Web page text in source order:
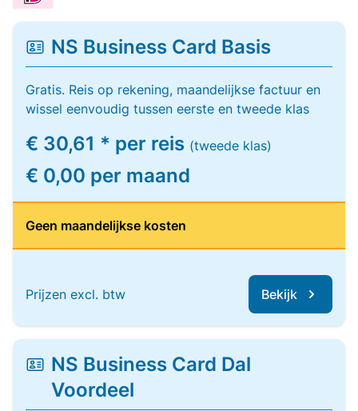
NS Business Card Basis
Gratis. Reis op rekening, maandelijkse factuur en
wissel eenvoudig tussen eerste en tweede klas
€ 30,61 * per reis (tweede klas)
€ 0,00 per maand
Geen maandelijkse kosten
Prijzen excl. btw Bekijk
NS Business Card Dal
Voordeel